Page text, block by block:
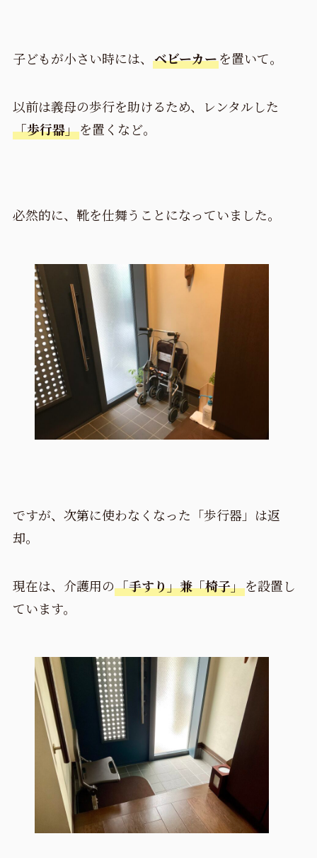
子どもが小さい時には、 ベビーカーを置いて。
以前は義母の歩行を助けるため、レンタルした
「歩行器」を置くなど。
必然的に、靴を仕舞うことになっていました。
ですが、次第に使わなくなった「歩行器」は返
却。
現在は、介護用の「手すり」兼「椅子」を設置し
ています。